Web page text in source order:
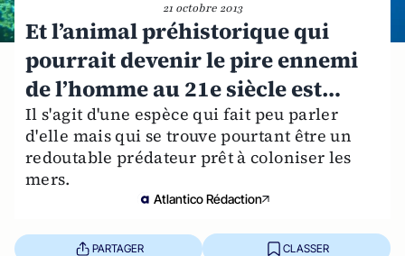
21 octobre 2013
Et l’animal préhistorique qui
pourrait devenir le pire ennemi
de l’homme au 21e siècle est…
Il s'agit d'une espèce qui fait peu parler
d'elle mais qui se trouve pourtant être un
redoutable prédateur prêt à coloniser les
mers.
Atlantico Rédaction
PARTAGER CLASSER